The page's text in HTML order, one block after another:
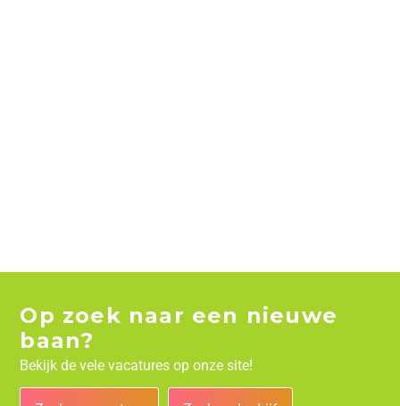
Op zoek naar een nieuwe
baan?
Bekijk de vele vacatures op onze site!